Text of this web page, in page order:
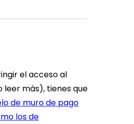
el acceso al
leer más), tienes que
de muro de pago
los de